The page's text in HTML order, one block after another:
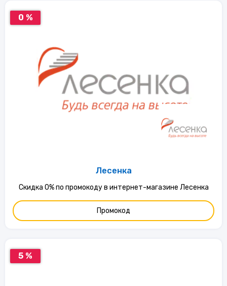
0 %
Лесенка
Скидка 0% по промокоду в интернет-магазине Лесенка
Промокод
5 %